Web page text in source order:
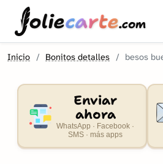
oliecarte.com
Inicio Bonitos detalles besos
Enviar
ahora
WhatsApp · Facebook ·
SMS · más apps